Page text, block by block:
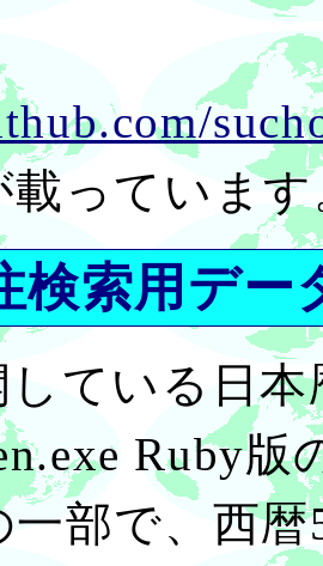
載っています
検索用デー
している日
Ruby版
一部で、西